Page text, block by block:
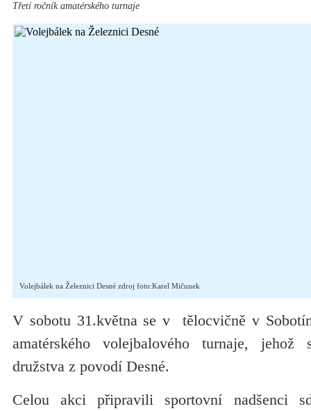
Třetí ročník amatérského turnaje
Volejbálek na Železnici Desné zdroj foto:Karel Mičunek
V sobotu 31.května se v tělocvičně v
amatérského volejbalového turnaje, jehož
družstva z povodí Desné.
Celou akci připravili sportovní nadšenci